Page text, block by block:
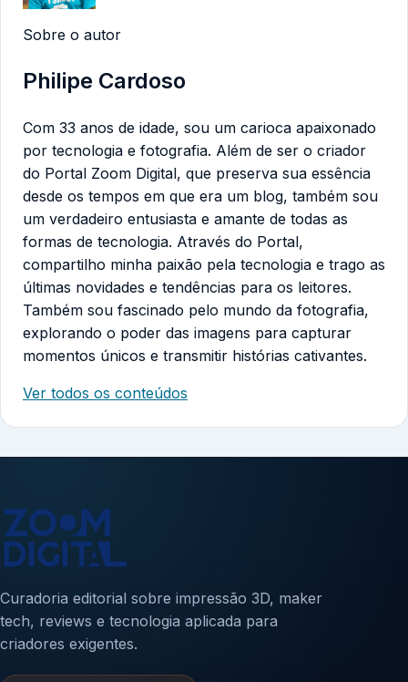
Sobre o autor
Philipe Cardoso
Com 33 anos de idade, sou um carioca apaixonado
por tecnologia e fotografia. Além de ser o criador
do Portal Zoom Digital, que preserva sua essência
desde os tempos em que era um blog, também sou
um verdadeiro entusiasta e amante de todas as
formas de tecnologia. Através do Portal,
compartilho minha paixão pela tecnologia e trago as
últimas novidades e tendências para os leitores.
Também sou fascinado pelo mundo da fotografia,
explorando o poder das imagens para capturar
momentos únicos e transmitir histórias cativantes.
Ver todos os conteúdos
Curadoria editorial sobre impressão 3D, maker
tech, reviews e tecnologia aplicada para
criadores exigentes.